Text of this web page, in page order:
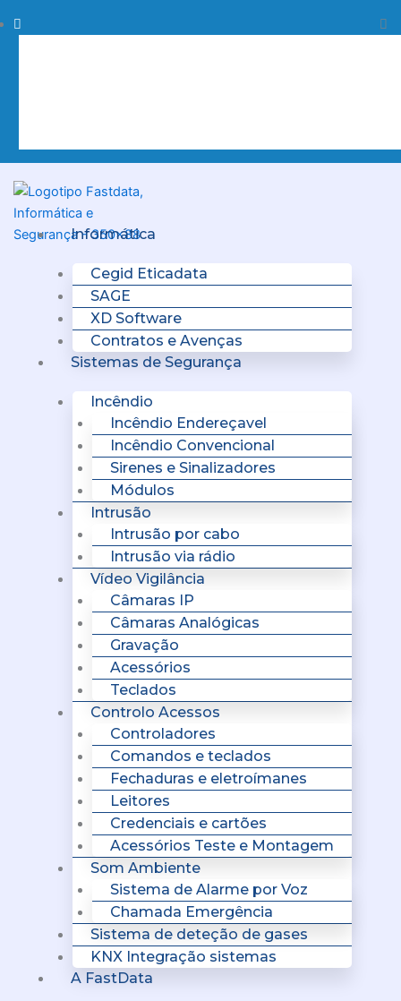
to
Procurar
Informática
Cegid Eticadata
SAGE
XD Software
Contratos e Avenças
Sistemas de Segurança
Incêndio
Incêndio Endereçavel
Incêndio Convencional
Sirenes e Sinalizadores
Módulos
Intrusão
Intrusão por cabo
Intrusão via rádio
Vídeo Vigilância
Câmaras IP
Câmaras Analógicas
Gravação
Acessórios
Teclados
Controlo Acessos
Controladores
Comandos e teclados
Fechaduras e eletroímanes
Leitores
Credenciais e cartões
Acessórios Teste e Montagem
Som Ambiente
Sistema de Alarme por Voz
Chamada Emergência
Sistema de deteção de gases
KNX Integração sistemas
A FastData
Menu